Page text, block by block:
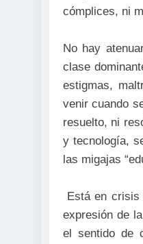
cómplices, ni
No hay
clase
estigmas,
venir cuando
resuelto, ni
y tecnología,
las migajas
Está en crisis
expresión de
el sentido de